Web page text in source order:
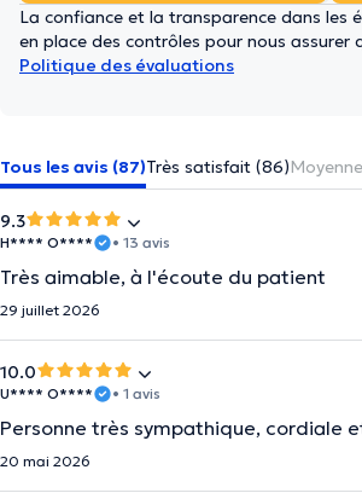
La confiance et la transparence dans les
en place des contrôles pour nous assurer
Politique des évaluations
Tous les avis (87)Très satisfait (86)
9.3
H**** O**** • 13 avis
Très aimable, à l'écoute du patient
29 juillet 2026
10.0
U**** O**** • 1 avis
Personne très sympathique, cordiale
20 mai 2026